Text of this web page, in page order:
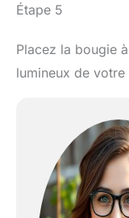
Étape 5
Placez la bougie
lumineux de votre